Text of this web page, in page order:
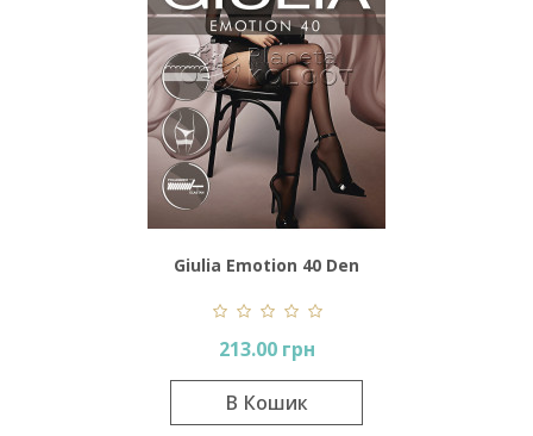
Giulia Emotion 40 Den
213.00 грн
В Кошик